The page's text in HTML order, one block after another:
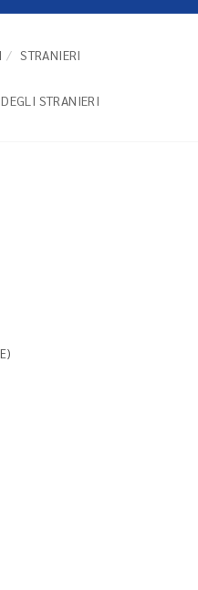
STRANIERI
STRANIERI